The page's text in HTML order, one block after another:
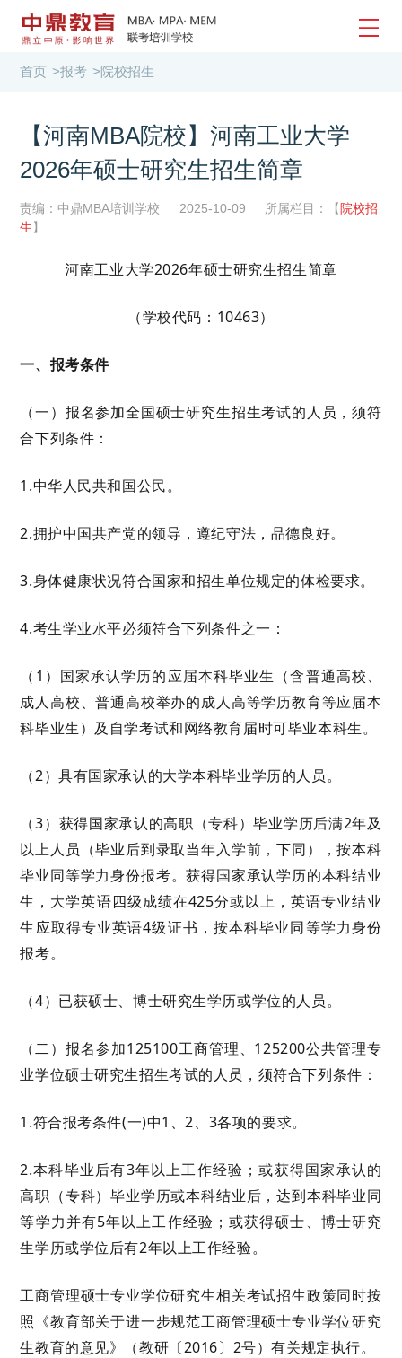
首页 >报考 >院校招生
【河南MBA院校】河南工业大学
2026年硕士研究生招生简章
责编：中鼎MBA培训学校 2025-10-09 所属栏目：【 院校招
生】
河南工业大学2026年硕士研究生招生简章
（学校代码： 10463）
一、报考条件
（一）报名参加全国硕士研究生招生考试的人员，须符
合下列条件：
1.中华人民共和国公民。
2.拥护中国共产党的领导 ，遵纪守法，品德良好。
3.身体健康状况符合国家和招生单位规定的体检要求。
4.考生学业水平必须符合下列条件之一：
（ 1） 国家承认学历的应届本科毕业生（含普通高校、
成人高校、普通高校举办的成人高等学历教育等应届本
科毕业生）及自学考试和网络教育届时可毕业本科生。
（2）具有国家承认的大学本科毕业学历的人员。
（3） 获得国家承认的高职（专科）毕业学历后满2年及
以上人员（毕业后到录取当年入学前，下同）
，按本科
毕业同等学力身份报考。获得国家承认学历的本科结业
生，大学英语四级成绩在425分或以上，英语专业结业
生应取得专业英语4级证书，按本科毕业同等学力身份
报考。
（4）已获硕士、博士研究生学历或学位的人员。
（二）报名参加125100工商管理、 125200公共管理专
业学位硕士研究生招生考试的人员，须符合下列条件：
1.符合报考条件(一)中1、2、3各项的要求。
2.本科毕业后有3年以上工作经验；或获得国家承认的
高职（专科）毕业学历或本科结业后，达到本科毕业同
等学力并有5年以上工作经验；或获得硕士、博士研究
生学历或学位后有2年以上工作经验。
工商管理硕士专业学位研究生相关考试招生政策同时按
照《教育部关于进一步规范工商管理硕士专业学位研究
生教育的意见》（教研〔2016〕2号）有关规定执行。